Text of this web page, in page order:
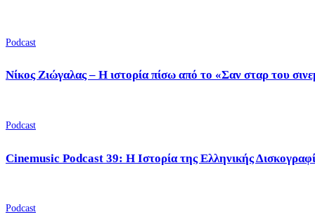
Podcast
Νίκος Ζιώγαλας – Η ιστορία πίσω από το «Σαν σταρ του
Podcast
Cinemusic Podcast 39: Η Ιστορία της Ελληνικής
Podcast